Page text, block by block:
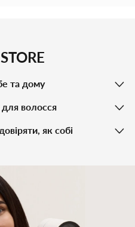
та дому
волосся
як собі